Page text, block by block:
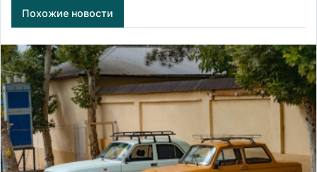
Похожие новости